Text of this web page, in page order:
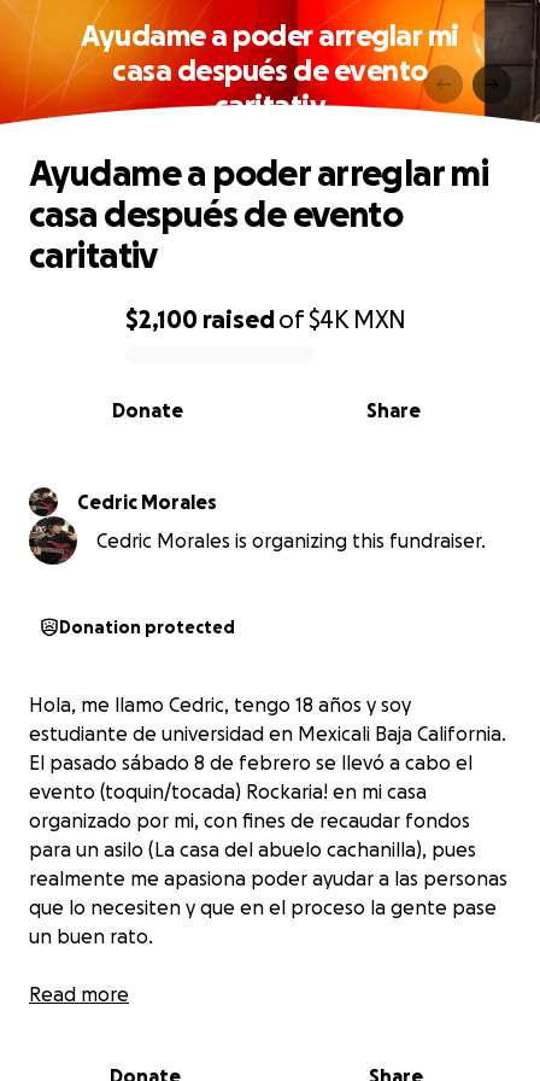
Ayudame a poder arreglar mi
casa después de evento
caritativ
0% complete
$2,100 raisedof$4K MXN
Share
Donate
Ayudame a poder arreglar mi
casa después de evento
caritativ
Cedric Morales
Cedric Morales is organizing this fundraiser.
Donation protected
Hola, me llamo Cedric, tengo 18 años y soy
estudiante de universidad en Mexicali Baja California.
El pasado sábado 8 de febrero se llevó a cabo el
evento (toquin/tocada) Rockaria! en mi casa
organizado por mi, con fines de recaudar fondos
para un asilo (La casa del abuelo cachanilla), pues
realmente me apasiona poder ayudar a las personas
que lo necesiten y que en el proceso la gente pase
un buen rato.
Sin embargo, las cosas no salieron como lo esperaba,
Read more
Donate Share